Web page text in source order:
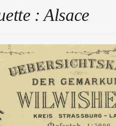
:Alsace